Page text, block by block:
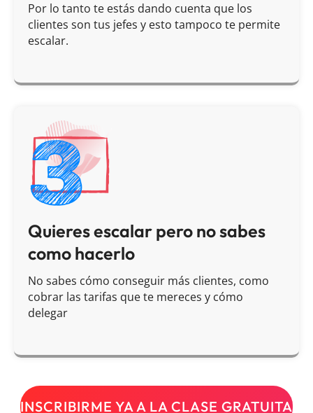
Por lo tanto te estás dando cuenta que los
clientes son tus jefes y esto tampoco te permite
escalar.
Quieres escalar pero no sabes
como hacerlo
No sabes cómo conseguir más clientes, como
cobrar las tarifas que te mereces y cómo
delegar
INSCRIBIRME YA A LA CLASE GRATUITA